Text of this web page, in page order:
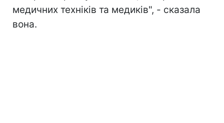
медичних техніків та медиків", - сказала
вона.